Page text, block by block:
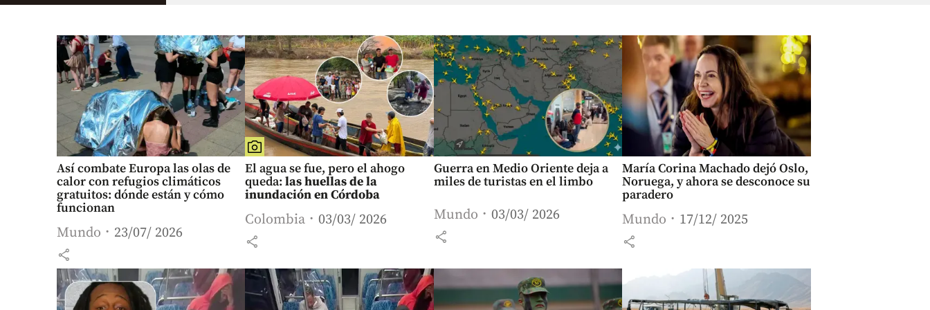
Así combate Europa las olas de
calor con refugios climáticos
gratuitos: dónde están y cómo
funcionan
Mundo 23/07/ 2026
share
El agua se fue, pero el ahogo
queda:las huellas de la
inundación en Córdoba
Colombia 03/03/ 2026
share
Guerra en Medio Oriente deja a
miles de turistas en el limbo
Mundo 03/03/ 2026
share
María Corina Machado dejó Oslo,
Noruega, y ahora se desconoce su
paradero
Mundo 17/12/ 2025
share